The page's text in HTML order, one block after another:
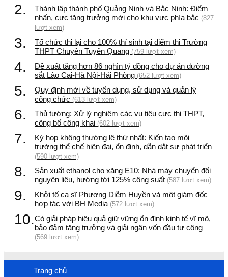
2.
Thành lập thành phố Quảng Ninh và Bắc Ninh: Điểm
nhấn, cực tăng trưởng mới cho khu vực phía bắc (827
lượt xem)
3.
Tổ chức thi lại cho 100% thí sinh tại điểm thi Trường
THPT Chuyên Tuyên Quang (759 lượt xem)
4.
Đề xuất tăng hơn 86 nghìn tỷ đồng cho dự án đường
sắt Lào Cai-Hà Nội-Hải Phòng (652 lượt xem)
5.
Quy định mới về tuyển dụng, sử dụng và quản lý
công chức (613 lượt xem)
6.
Thủ tướng: Xử lý nghiêm các vụ tiêu cực thi THPT,
công bố công khai (602 lượt xem)
7.
Kỳ họp không thường lệ thứ nhất: Kiến tạo môi
trường thể chế hiện đại, ổn định, dẫn dắt sự phát triển
(590 lượt xem)
8.
Sản xuất ethanol cho xăng E10: Nhà máy chuyển đổi
nguyên liệu, hướng tới 125% công suất (587 lượt xem)
9.
Khởi tố ca sĩ Phương Diễm Huyền và một giám đốc
hợp tác với BH Media (572 lượt xem)
10.Có giải pháp hiệu quả giữ vững ổn định kinh tế vĩ mô,
bảo đảm tăng trưởng và giải ngân vốn đầu tư công
(569 lượt xem)
Trang chủ